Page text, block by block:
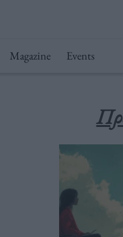
Magazine Events